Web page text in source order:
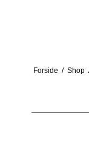
Forside / Shop